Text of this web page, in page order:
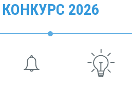
КОНКУРС 2026